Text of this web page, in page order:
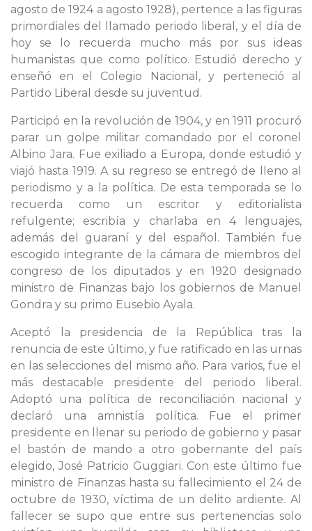
agosto de 1924 a agosto 1928), pertence a las figuras
primordiales del llamado periodo liberal, y el día de
hoy se lo recuerda mucho más por sus ideas
humanistas que como político. Estudió derecho y
enseñó en el Colegio Nacional, y perteneció al
Partido Liberal desde su juventud.
Participó en la revolución de 1904, y en 1911 procuró
parar un golpe militar comandado por el coronel
Albino Jara. Fue exiliado a Europa, donde estudió y
viajó hasta 1919. A su regreso se entregó de lleno al
periodismo y a la política. De esta temporada se lo
recuerda como un escritor y editorialista
refulgente; escribía y charlaba en 4 lenguajes,
además del guaraní y del español. También fue
escogido integrante de la cámara de miembros del
congreso de los diputados y en 1920 designado
ministro de Finanzas bajo los gobiernos de Manuel
Gondra y su primo Eusebio Ayala.
Aceptó la presidencia de la República tras la
renuncia de este último, y fue ratificado en las urnas
en las selecciones del mismo año. Para varios, fue el
más destacable presidente del periodo liberal.
Adoptó una política de reconciliación nacional y
declaró una amnistía política. Fue el primer
presidente en llenar su periodo de gobierno y pasar
el bastón de mando a otro gobernante del país
elegido, José Patricio Guggiari. Con este último fue
ministro de Finanzas hasta su fallecimiento el 24 de
octubre de 1930, víctima de un delito ardiente. Al
fallecer se supo que entre sus pertenencias solo